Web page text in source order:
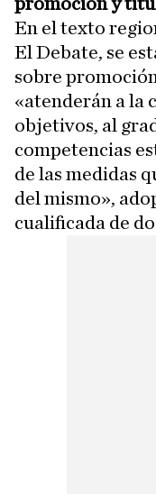
En el texto
El Debate, se
sobre
«atenderán a la
objetivos, al
competencias
de las medidas
del mismo»,
cualificada de